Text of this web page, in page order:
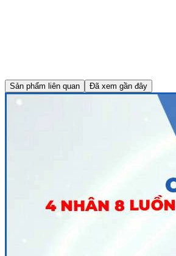
Sản phẩm liên quan Đã xem gần đây